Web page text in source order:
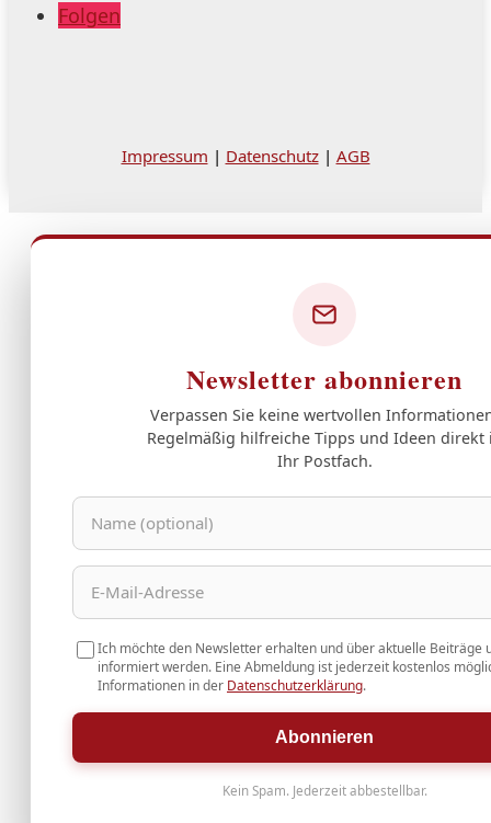
Folgen
Impressum | Datenschutz| AGB
Newsletter abonnieren
Verpassen Sie keine wertvollen
Regelmäßig hilfreiche Tipps und Ideen direkt
Ihr Postfach.
Ich möchte den Newsletter erhalten und über aktuelle Beiträge
informiert werden. Eine Abmeldung ist jederzeit kostenlos
Informationen in der Datenschutzerklärung.
Abonnieren
Kein Spam. Jederzeit abbestellbar.